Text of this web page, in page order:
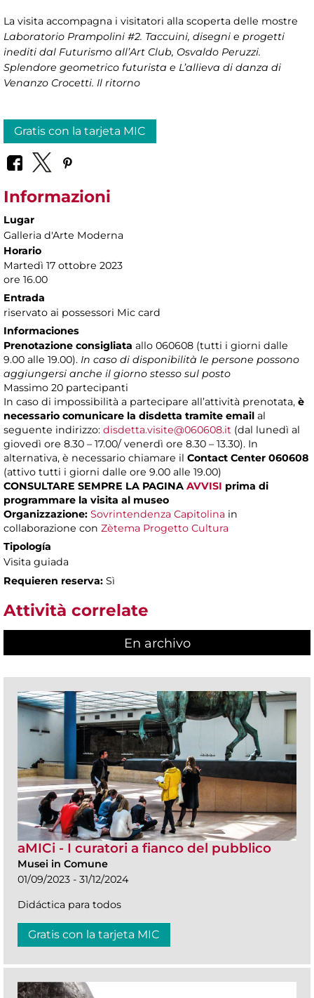
La visita accompagna i visitatori alla scoperta delle mostre
Laboratorio Prampolini #2. Taccuini, disegni e progetti
inediti dal Futurismo all’Art Club, Osvaldo Peruzzi.
Splendore geometrico futurista e L’allieva di danza di
Venanzo Crocetti. Il ritorno
Gratis con la tarjeta MIC
Informazioni
Lugar
Galleria d'Arte Moderna
Horario
Martedì 17 ottobre 2023
ore 16.00
Entrada
riservato ai possessori Mic card
Informaciones
Prenotazione consigliata allo 060608 (tutti i giorni dalle
9.00 alle 19.00). In caso di disponibilità le persone possono
aggiungersi anche il giorno stesso sul posto
Massimo 20 partecipanti
In caso di impossibilità a partecipare all’attività prenotata, è
necessario comunicare la disdetta tramite email al
seguente indirizzo: disdetta.visite@060608.it (dal lunedì al
giovedì ore 8.30 – 17.00/ venerdì ore 8.30 – 13.30). In
alternativa, è necessario chiamare il Contact Center 060608
(attivo tutti i giorni dalle ore 9.00 alle 19.00)
CONSULTARE SEMPRE LA PAGINA AVVISI prima di
programmare la visita al museo
Organizzazione: Sovrintendenza Capitolina in
collaborazione con Zètema Progetto Cultura
Tipología
Visita guiada
Requieren reserva: Sì
Attività correlate
En archivo
aMICi - I curatori a fianco del pubblico
Musei in Comune
01/09/2023 - 31/12/2024
Didáctica para todos
Gratis con la tarjeta MIC